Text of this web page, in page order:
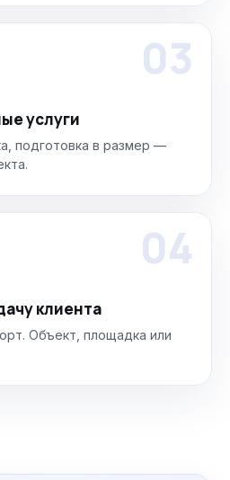
03
услуги
подготовка в размер —
04
клиента
Объект, площадка или